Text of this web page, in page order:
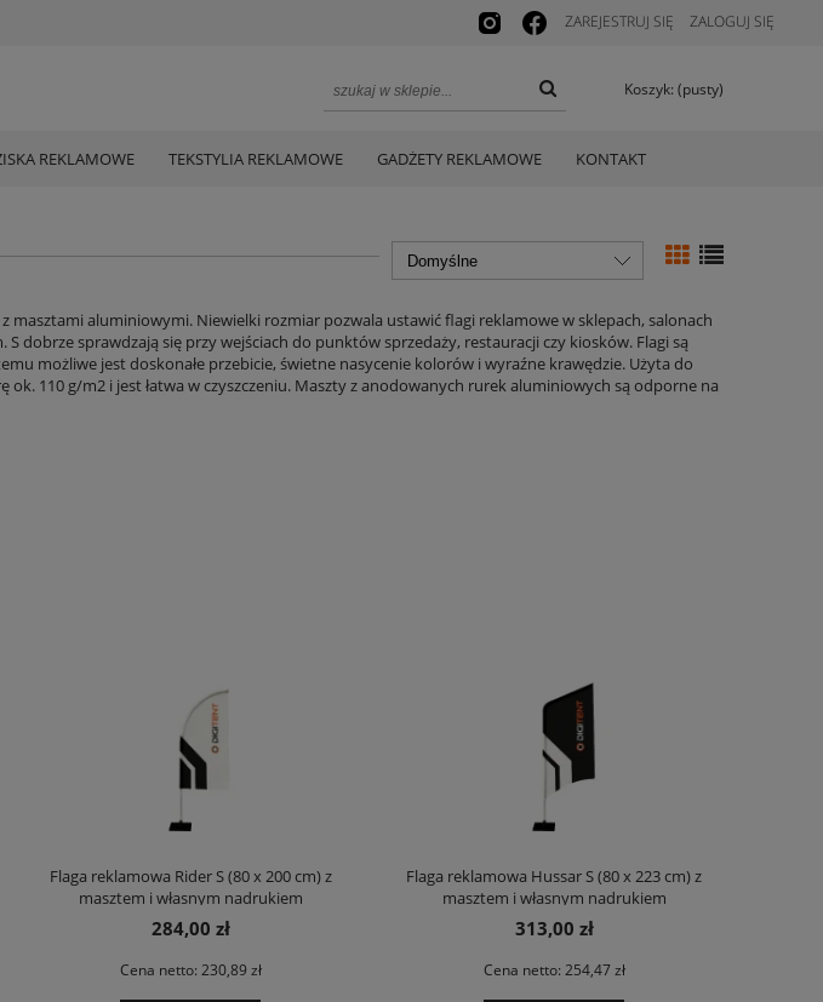
ZAREJESTRUJ SIĘ ZALOGUJ SIĘ
Koszyk: (pusty)
REKLAMOWE TEKSTYLIA REKLAMOWE GADŻETY REKLAMOWE KONTAKT
masztami aluminiowymi. Niewielki rozmiar pozwala ustawić flagi reklamowe w sklepach, salonach
dobrze sprawdzają się przy wejściach do punktów sprzedaży, restauracji czy kiosków. Flagi są
możliwe jest doskonałe przebicie, świetne nasycenie kolorów i wyraźne krawędzie. Użyta do
110 g/m2 i jest łatwa w czyszczeniu. Maszty z anodowanych rurek aluminiowych są odporne na
Flaga reklamowa Rider S (80 x 200 cm) z
masztem i własnym nadrukiem
284,00 zł
Cena netto: 230,89 zł
Flaga reklamowa Hussar S (80 x 223 cm) z
masztem i własnym nadrukiem
313,00 zł
Cena netto: 254,47 zł